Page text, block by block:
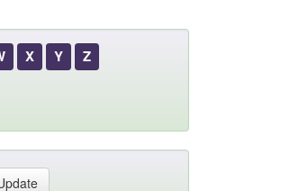
X Y Z